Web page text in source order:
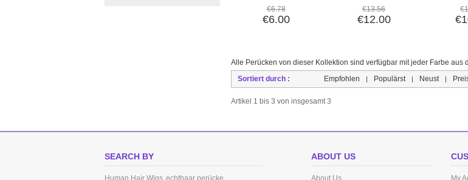
€6.78
€6.00
€13.56
€12.00
Alle Perücken von dieser Kollektion sind verfügbar mit jeder Farbe aus
Sortiert durch :
Empfohlen | Populärst | Neust |
Artikel 1 bis 3 von insgesamt 3
SEARCH BY
Human Hair Wigs echthaar perücke
ABOUT US
About Us My